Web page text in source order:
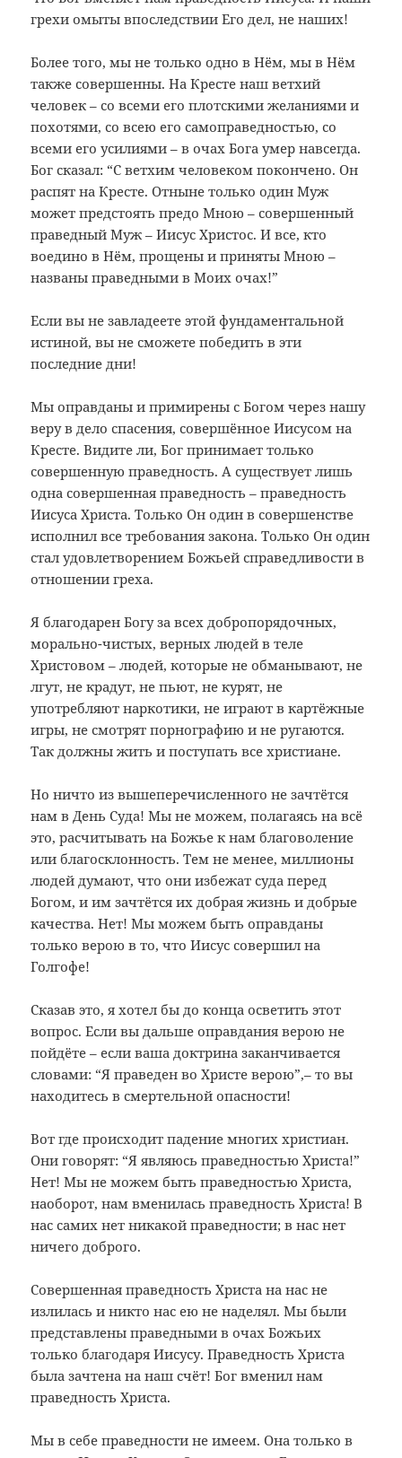
грехи омыты впоследствии Его дел, не наших!
Более того, мы не только одно в Нём, мы в Нём
также совершенны. На Кресте наш ветхий
человек – со всеми его плотскими желаниями и
похотями, со всею его самоправедностью, со
всеми его усилиями – в очах Бога умер навсегда.
Бог сказал: “С ветхим человеком покончено. Он
распят на Кресте. Отныне только один Муж
может предстоять предо Мною – совершенный
праведный Муж – Иисус Христос. И все, кто
воедино в Нём, прощены и приняты Мною –
названы праведными в Моих очах!”
Если вы не завладеете этой фундаментальной
истиной, вы не сможете победить в эти
последние дни!
Мы оправданы и примирены с Богом через нашу
веру в дело спасения, совершённое Иисусом на
Кресте. Видите ли, Бог принимает только
совершенную праведность. А существует лишь
одна совершенная праведность – праведность
Иисуса Христа. Только Он один в совершенстве
исполнил все требования закона. Только Он один
стал удовлетворением Божьей справедливости в
отношении греха.
Я благодарен Богу за всех добропорядочных,
морально-чистых, верных людей в теле
Христовом – людей, которые не обманывают, не
лгут, не крадут, не пьют, не курят, не
употребляют наркотики, не играют в картёжные
игры, не смотрят порнографию и не ругаются.
Так должны жить и поступать все христиане.
Но ничто из вышеперечисленного не зачтётся
нам в День Суда! Мы не можем, полагаясь на всё
это, расчитывать на Божье к нам благоволение
или благосклонность. Тем не менее, миллионы
людей думают, что они избежат суда перед
Богом, и им зачтётся их добрая жизнь и добрые
качества. Нет! Мы можем быть оправданы
только верою в то, что Иисус совершил на
Голгофе!
Сказав это, я хотел бы до конца осветить этот
вопрос. Если вы дальше оправдания верою не
пойдёте – если ваша доктрина заканчивается
словами: “Я праведен во Христе верою”,– то вы
находитесь в смертельной опасности!
Вот где происходит падение многих христиан.
Они говорят: “Я являюсь праведностью Христа!”
Нет! Мы не можем быть праведностью Христа,
наоборот, нам вменилась праведность Христа! В
нас самих нет никакой праведности; в нас нет
ничего доброго.
Совершенная праведность Христа на нас не
излилась и никто нас ею не наделял. Мы были
представлены праведными в очах Божьих
только благодаря Иисусу. Праведность Христа
была зачтена на наш счёт! Бог вменил нам
праведность Христа.
Мы в себе праведности не имеем. Она только в